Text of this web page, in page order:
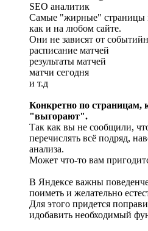
SEO аналитик
Самые "жирные" страницы
как и на любом сайте.
Они не зависят от
расписание матчей
результаты матчей
матчи сегодня
и т.д
Конкретно по страницам,
"выгорают".
Так как вы не сообщили,
перечислять всё подряд,
анализа.
Может что-то вам
В Яндексе важны
поиметь и желательно
Для этого придется
идобавить необходимый